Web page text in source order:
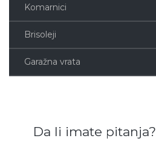
Komarnici
Brisoleji
Garažna vrata
Da li imate pitanja?